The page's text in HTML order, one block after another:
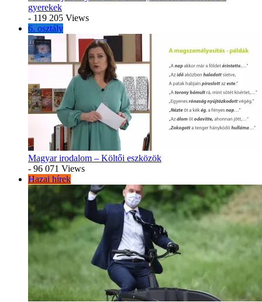
gyerekek
- 119 205 Views
6. osztály
Magyar irodalom – Költői eszközök
- 96 071 Views
Hazai hírek